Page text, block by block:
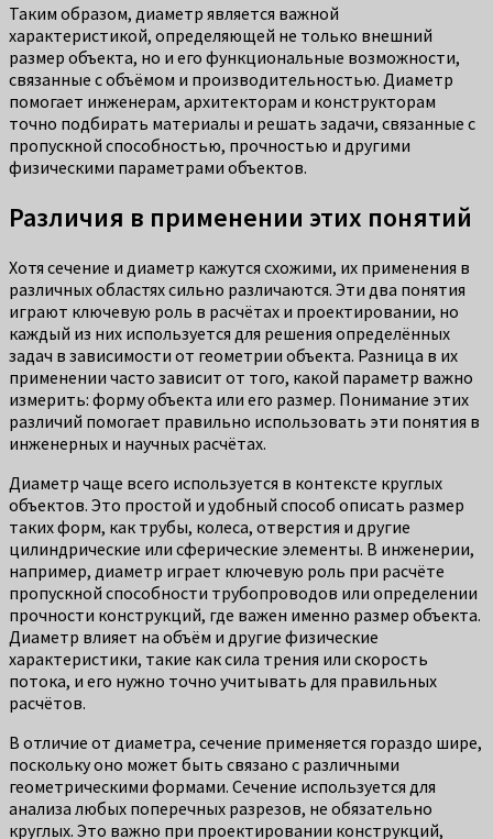
Таким образом, диаметр является важной
характеристикой, определяющей не только внешний
размер объекта, но и его функциональные возможности,
связанные с объёмом и производительностью. Диаметр
помогает инженерам, архитекторам и конструкторам
точно подбирать материалы и решать задачи, связанные с
пропускной способностью, прочностью и другими
физическими параметрами объектов.
Различия в применении этих понятий
Хотя сечение и диаметр кажутся схожими, их применения в
различных областях сильно различаются. Эти два понятия
играют ключевую роль в расчётах и проектировании, но
каждый из них используется для решения определённых
задач в зависимости от геометрии объекта. Разница в их
применении часто зависит от того, какой параметр важно
измерить: форму объекта или его размер. Понимание этих
различий помогает правильно использовать эти понятия в
инженерных и научных расчётах.
Диаметр чаще всего используется в контексте круглых
объектов. Это простой и удобный способ описать размер
таких форм, как трубы, колеса, отверстия и другие
цилиндрические или сферические элементы. В инженерии,
например, диаметр играет ключевую роль при расчёте
пропускной способности трубопроводов или определении
прочности конструкций, где важен именно размер объекта.
Диаметр влияет на объём и другие физические
характеристики, такие как сила трения или скорость
потока, и его нужно точно учитывать для правильных
расчётов.
В отличие от диаметра, сечение применяется гораздо шире,
поскольку оно может быть связано с различными
геометрическими формами. Сечение используется для
анализа любых поперечных разрезов, не обязательно
круглых. Это важно при проектировании конструкций,